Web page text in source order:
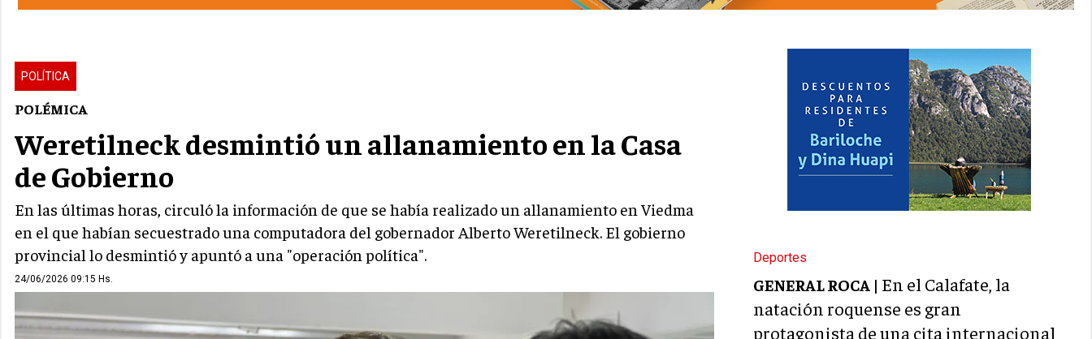
POLÍTICA
POLÉMICA
Weretilneck desmintió un allanamiento en la Casa
de Gobierno
En las últimas horas, circuló la información de que se había realizado un allanamiento en Viedma
en el que habían secuestrado una computadora del gobernador Alberto Weretilneck. El gobierno
provincial lo desmintió y apuntó a una "operación política".
24/06/2026 09:15 Hs.
Deportes
GENERAL ROCA | En el Calafate, la
natación roquense es gran
protagonista de una cita internacional